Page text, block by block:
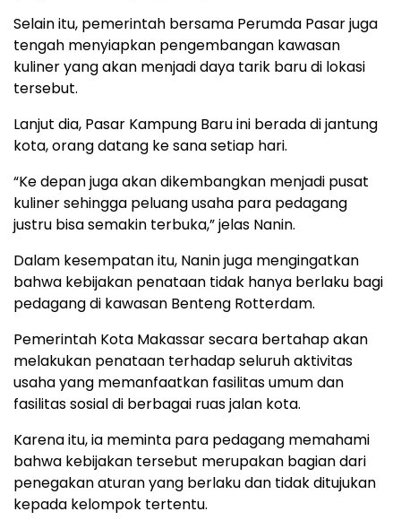
Selain itu, pemerintah bersama Perumda Pasar juga
tengah menyiapkan pengembangan kawasan
kuliner yang akan menjadi daya tarik baru di lokasi
tersebut.
Lanjut dia, Pasar Kampung Baru ini berada di jantung
kota, orang datang ke sana setiap hari.
“Ke depan juga akan dikembangkan menjadi pusat
kuliner sehingga peluang usaha para pedagang
justru bisa semakin terbuka,” jelas Nanin.
Dalam kesempatan itu, Nanin juga mengingatkan
bahwa kebijakan penataan tidak hanya berlaku bagi
pedagang di kawasan Benteng Rotterdam.
Pemerintah Kota Makassar secara bertahap akan
melakukan penataan terhadap seluruh aktivitas
usaha yang memanfaatkan fasilitas umum dan
fasilitas sosial di berbagai ruas jalan kota.
Karena itu, ia meminta para pedagang memahami
bahwa kebijakan tersebut merupakan bagian dari
penegakan aturan yang berlaku dan tidak ditujukan
kepada kelompok tertentu.